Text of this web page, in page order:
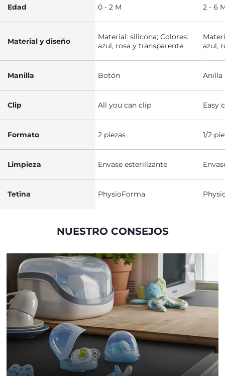
Edad 0 - 2 M 2 - 6
Material y diseño
Material: silicona; Colores:
azul, rosa y transparente
azul,
Manilla Botón Anilla
Clip All you can clip Easy
Formato 2 piezas 1/2
Limpieza Envase esterilizante
Tetina PhysioForma
NUESTRO CONSEJOS